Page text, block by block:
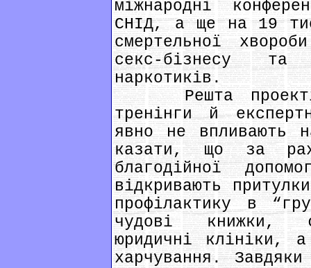
міжнародні
СНІД, а ще на 19
смертельної
секс-бізнесу та
наркотиків.
Решта проектів
тренінги й
явно не впливають
казати, що за
благодійної
відкривають
профілактику в
чудові книжки,
юридичні клініки, а
харчування.